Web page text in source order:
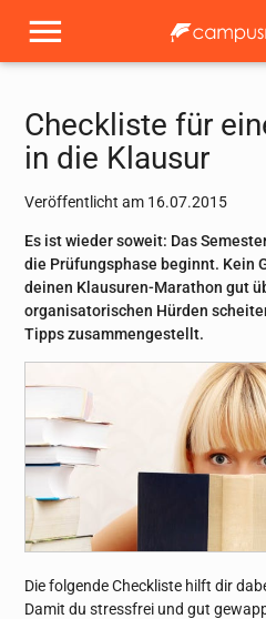
Checkliste für
in die Klausur
Veröffentlicht am 16.07.2015
Es ist wieder soweit: Das
die Prüfungsphase beginnt. Kein
deinen Klausuren-Marathon gut
organisatorischen Hürden
Tipps zusammengestellt.
Die folgende Checkliste hilft dir
Damit du stressfrei und gut